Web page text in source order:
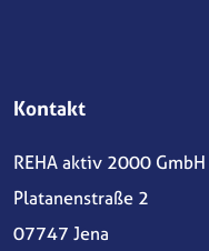
Kontakt
REHA aktiv 2000 GmbH
Platanenstraße 2
07747 Jena